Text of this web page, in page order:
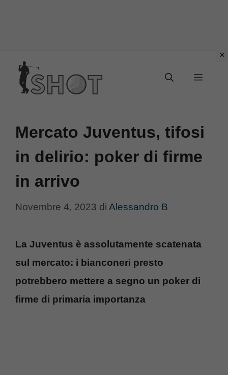
contenuto
Menu
Mercato Juventus, tifosi
in delirio: poker di firme
in arrivo
Novembre 4, 2023 di Alessandro B
La Juventus è assolutamente scatenata
sul mercato: i bianconeri presto
potrebbero mettere a segno un poker di
firme di primaria importanza